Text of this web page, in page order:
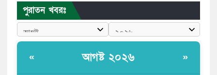
পাটওয়ারী
শেখ হাসিনাকে আর রাখতে চাচ্ছে না ভারত: আসিফ মাহমুদ
জুলাই কোনো শ্রেণি বা গোষ্ঠীর নয়, এটি সর্বস্তরের মানুষের: ড.
ইউনূস
পুরাতন খবরঃ
« আগষ্ট ২০২৬ »